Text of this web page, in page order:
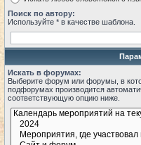
Поиск по автору:
Используйте * в качестве шаблона.
Искать в форумах:
Выберите форум или форумы, в
подфорумах производится
соответствующую опцию ниже.